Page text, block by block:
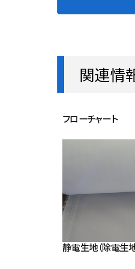
関連情
フローチャート
静電生地（除電生地